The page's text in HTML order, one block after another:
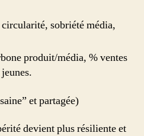
sobriété média,
produit/média, % ventes
et partagée)
devient plus résiliente et